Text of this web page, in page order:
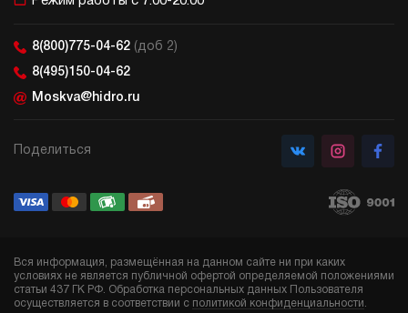
8(800)775-04-62 (доб 2)
8(495)150-04-62
Moskva@hidro.ru
Поделиться
Вся информация, размещённая на данном сайте ни при каких
условиях не является публичной офертой определяемой положениями
статьи 437 ГК РФ. Обработка персональных данных Пользователя
осуществляется в соответствии с политикой конфиденциальности